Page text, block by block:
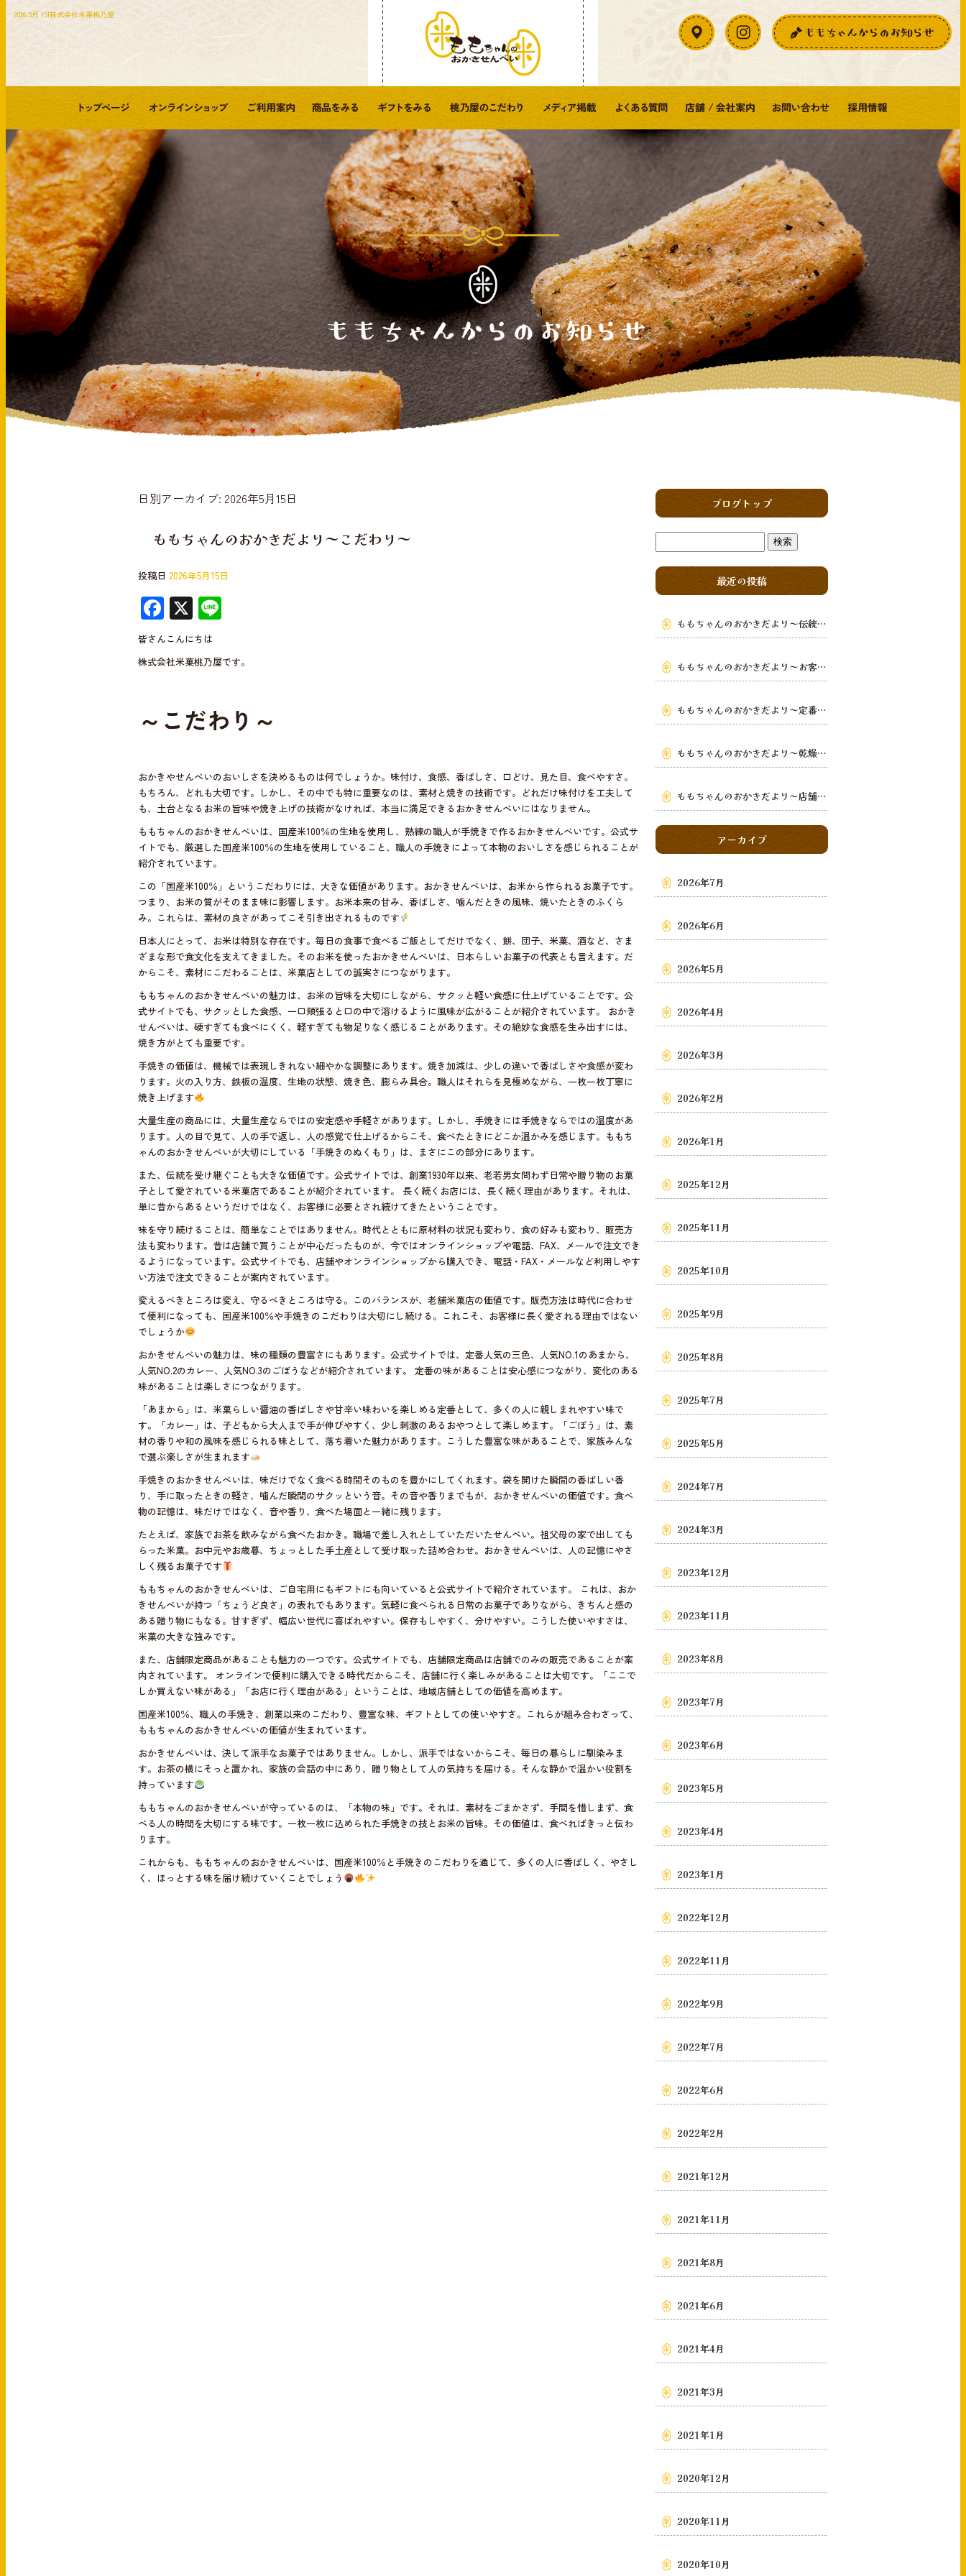
2026 5月 15|株式会社米菓桃乃屋
日別アーカイブ: 2026年5月15日
ももちゃんのおかきだより～こだわり～
投稿日 2026年5月15日
F
ac
e
b
o
X
e
皆さんこんにちは
株式会社米菓桃乃屋です。
～こだわり～
おかきやせんべいのおいしさを決めるものは何でしょうか。味付け、食感、香ばしさ、口どけ、見た目、食べやすさ。
もちろん、どれも大切です。しかし、その中でも特に重要なのは、素材と焼きの技術です。どれだけ味付けを工夫して
も、土台となるお米の旨味や焼き上げの技術がなければ、本当に満足できるおかきせんべいにはなりません。
ももちゃんのおかきせんべいは、国産米100％の生地を使用し、熟練の職人が手焼きで作るおかきせんべいです。公式サ
イトでも、厳選した国産米100％の生地を使用していること、職人の手焼きによって本物のおいしさを感じられることが
紹介されています。
この「国産米100％」というこだわりには、大きな価値があります。おかきせんべいは、お米から作られるお菓子です。
つまり、お米の質がそのまま味に影響します。お米本来の甘み、香ばしさ、噛んだときの風味、焼いたときのふくら
み。これらは、素材の良さがあってこそ引き出されるものです
日本人にとって、お米は特別な存在です。毎日の食事で食べるご飯としてだけでなく、餅、団子、米菓、酒など、さま
ざまな形で食文化を支えてきました。そのお米を使ったおかきせんべいは、日本らしいお菓子の代表とも言えます。だ
からこそ、素材にこだわることは、米菓店としての誠実さにつながります。
ももちゃんのおかきせんべいの魅力は、お米の旨味を大切にしながら、サクッと軽い食感に仕上げていることです。公
式サイトでも、サクッとした食感、一口頬張ると口の中で溶けるように風味が広がることが紹介されています。 おかき
せんべいは、硬すぎても食べにくく、軽すぎても物足りなく感じることがあります。その絶妙な食感を生み出すには、
焼き方がとても重要です。
手焼きの価値は、機械では表現しきれない細やかな調整にあります。焼き加減は、少しの違いで香ばしさや食感が変わ
ります。火の入り方、鉄板の温度、生地の状態、焼き色、膨らみ具合。職人はそれらを見極めながら、一枚一枚丁寧に
焼き上げます
大量生産の商品には、大量生産ならではの安定感や手軽さがあります。しかし、手焼きには手焼きならではの温度があ
ります。人の目で見て、人の手で返し、人の感覚で仕上げるからこそ、食べたときにどこか温かみを感じます。ももち
ゃんのおかきせんべいが大切にしている「手焼きのぬくもり」は、まさにこの部分にあります。
また、伝統を受け継ぐことも大きな価値です。公式サイトでは、創業1930年以来、老若男女問わず日常や贈り物のお菓
子として愛されている米菓店であることが紹介されています。 長く続くお店には、長く続く理由があります。それは、
単に昔からあるというだけではなく、お客様に必要とされ続けてきたということです。
味を守り続けることは、簡単なことではありません。時代とともに原材料の状況も変わり、食の好みも変わり、販売方
法も変わります。昔は店舗で買うことが中心だったものが、今ではオンラインショップや電話、FAX、メールで注文でき
るようになっています。公式サイトでも、店舗やオンラインショップから購入でき、電話・FAX・メールなど利用しやす
い方法で注文できることが案内されています。
変えるべきところは変え、守るべきところは守る。このバランスが、老舗米菓店の価値です。販売方法は時代に合わせ
て便利になっても、国産米100％や手焼きのこだわりは大切にし続ける。これこそ、お客様に長く愛される理由ではない
でしょうか
おかきせんべいの魅力は、味の種類の豊富さにもあります。公式サイトでは、定番人気の三色、人気NO.1のあまから、
人気NO.2のカレー、人気NO.3のごぼうなどが紹介されています。 定番の味があることは安心感につながり、変化のある
味があることは楽しさにつながります。
「あまから」は、米菓らしい醤油の香ばしさや甘辛い味わいを楽しめる定番として、多くの人に親しまれやすい味で
す。「カレー」は、子どもから大人まで手が伸びやすく、少し刺激のあるおやつとして楽しめます。「ごぼう」は、素
材の香りや和の風味を感じられる味として、落ち着いた魅力があります。こうした豊富な味があることで、家族みんな
で選ぶ楽しさが生まれます
手焼きのおかきせんべいは、味だけでなく食べる時間そのものを豊かにしてくれます。袋を開けた瞬間の香ばしい香
り、手に取ったときの軽さ、噛んだ瞬間のサクッという音。その音や香りまでもが、おかきせんべいの価値です。食べ
物の記憶は、味だけではなく、音や香り、食べた場面と一緒に残ります。
たとえば、家族でお茶を飲みながら食べたおかき。職場で差し入れとしていただいたせんべい。祖父母の家で出しても
らった米菓。お中元やお歳暮、ちょっとした手土産として受け取った詰め合わせ。おかきせんべいは、人の記憶にやさ
しく残るお菓子です
ももちゃんのおかきせんべいは、ご自宅用にもギフトにも向いていると公式サイトで紹介されています。 これは、おか
きせんべいが持つ「ちょうど良さ」の表れでもあります。気軽に食べられる日常のお菓子でありながら、きちんと感の
ある贈り物にもなる。甘すぎず、幅広い世代に喜ばれやすい。保存もしやすく、分けやすい。こうした使いやすさは、
米菓の大きな強みです。
また、店舗限定商品があることも魅力の一つです。公式サイトでも、店舗限定商品は店舗でのみの販売であることが案
内されています。 オンラインで便利に購入できる時代だからこそ、店舗に行く楽しみがあることは大切です。「ここで
しか買えない味がある」「お店に行く理由がある」ということは、地域店舗としての価値を高めます。
国産米100％、職人の手焼き、創業以来のこだわり、豊富な味、ギフトとしての使いやすさ。これらが組み合わさって、
ももちゃんのおかきせんべいの価値が生まれています。
おかきせんべいは、決して派手なお菓子ではありません。しかし、派手ではないからこそ、毎日の暮らしに馴染みま
す。お茶の横にそっと置かれ、家族の会話の中にあり、贈り物として人の気持ちを届ける。そんな静かで温かい役割を
持っています
ももちゃんのおかきせんべいが守っているのは、「本物の味」です。それは、素材をごまかさず、手間を惜しまず、食
べる人の時間を大切にする味です。一枚一枚に込められた手焼きの技とお米の旨味。その価値は、食べればきっと伝わ
ります。
これからも、ももちゃんのおかきせんべいは、国産米100％と手焼きのこだわりを通じて、多くの人に香ばしく、やさし
く、ほっとする味を届け続けていくことでしょう
ブログトップ
最近の投稿
ももちゃんのおかきだより～伝統の味を次の世代へ～
ももちゃんのおかきだより～お客様の手元まで～
ももちゃんのおかきだより～定番から季節限定まで～
ももちゃんのおかきだより～乾燥・鉄板手焼き
ももちゃんのおかきだより～店舗・通販・地域～
アーカイブ
2026年7月
2026年6月
2026年5月
2026年4月
2026年3月
2026年2月
2026年1月
2025年12月
2025年11月
2025年10月
2025年9月
2025年8月
2025年7月
2025年5月
2024年7月
2024年3月
2023年12月
2023年11月
2023年8月
2023年7月
2023年6月
2023年5月
2023年4月
2023年1月
2022年12月
2022年11月
2022年9月
2022年7月
2022年6月
2022年2月
2021年12月
2021年11月
2021年8月
2021年6月
2021年4月
2021年3月
2021年1月
2020年12月
2020年11月
2020年10月